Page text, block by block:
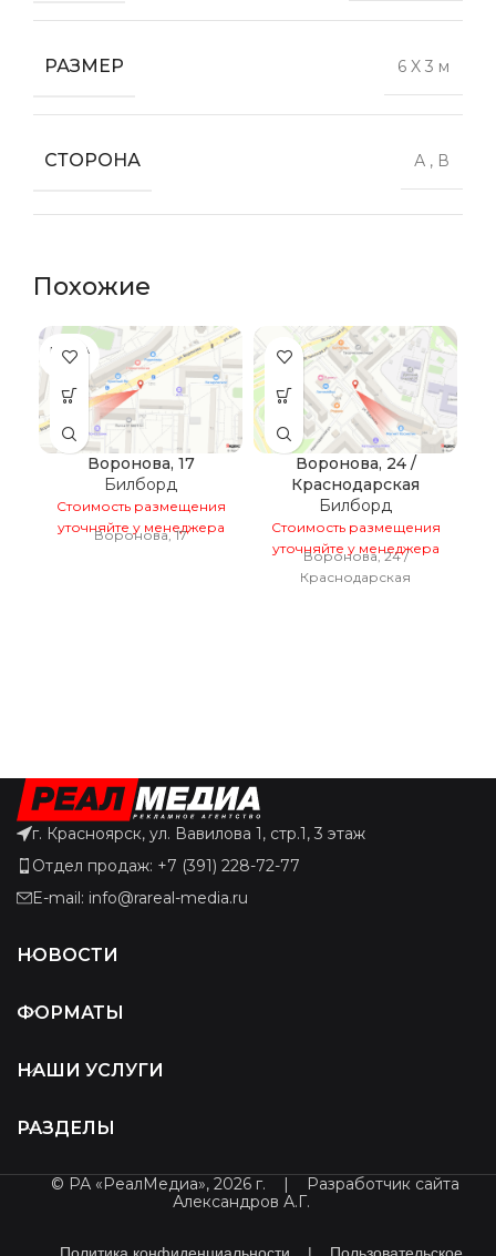
РАЗМЕР 6 X 3 м
СТОРОНА А , В
Похожие
ПРОДА
НО
Воронова, 17
Билборд
Стоимость размещения
уточняйте у менеджера
Воронова, 17
Воронова, 24 /
Краснодарская
Билборд
Стоимость размещения
уточняйте у менеджера
Воронова, 24 /
Краснодарская
г. Красноярск, ул. Вавилова 1, стр.1, 3 этаж
Отдел продаж: +7 (391) 228-72-77
E-mail: info@rareal-media.ru
НОВОСТИ
ФОРМАТЫ
НАШИ УСЛУГИ
РАЗДЕЛЫ
© РА «РеалМедиа», 2026 г. |
Разработчик сайта
Александров А.Г.
Политика конфиденциальности | Пользовательское